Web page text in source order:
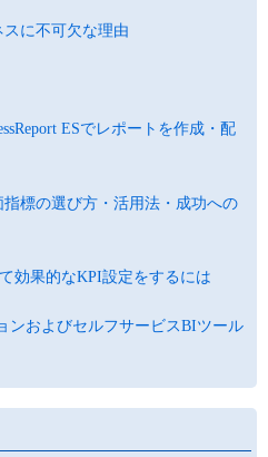
に不可欠な理由
ESでレポートを作成・配
標の選び方・活用法・成功への
効果的なKPI設定をするには
ンおよびセルフサービスBIツール